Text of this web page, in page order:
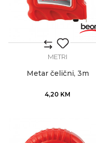
METRI
Metar čelični, 3m
4,20 KM